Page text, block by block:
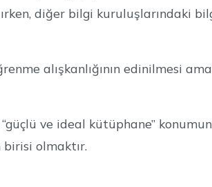
diğer bilgi kuruluşlarındaki
alışkanlığının edinilmesi
ve ideal kütüphane”
olmaktır.